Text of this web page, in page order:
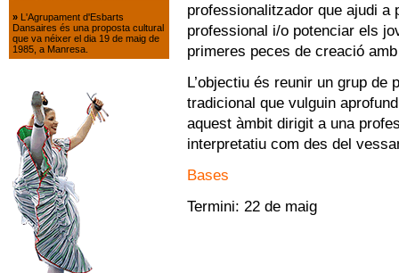
professionalitzador que ajudi
professional i/o potenciar els
primeres peces de creació
L’objectiu és reunir un grup de
tradicional que vulguin
aquest àmbit dirigit a una
interpretatiu com des del
Bases
Termini: 22 de maig
» L'Agrupament d'Esbarts
Dansaires és una proposta cultural
que va néixer el dia 19 de maig de
1985, a Manresa.